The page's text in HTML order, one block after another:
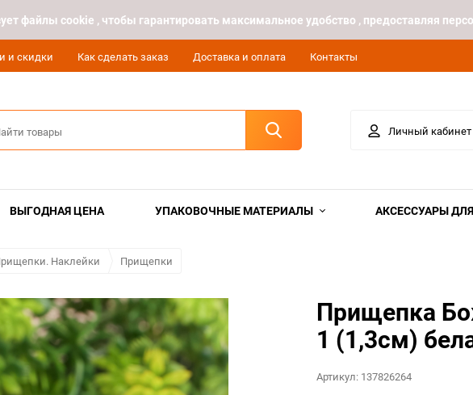
файлы cookie , чтобы гарантировать максимальное удобство , предоставляя
и скидки Как сделать заказ Доставка и оплата Контакты
Личный кабинет
ВЫГОДНАЯ ЦЕНА УПАКОВОЧНЫЕ МАТЕРИАЛЫ АКСЕССУАРЫ
Наклейки Прищепки
Прищепка
1 (1,3см)
Артикул: 137826264